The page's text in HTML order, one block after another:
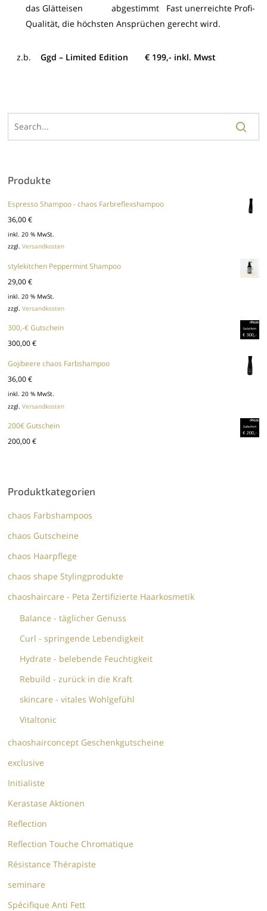
das Glätteisen abgestimmt Fast unerreichte Profi-
Qualität, die höchsten Ansprüchen gerecht wird.
z.b.Ggd – Limited Edition € 199,- inkl. Mwst
Produkte
Espresso Shampoo - chaos Farbreflexshampoo
36,00€
inkl. 20 % MwSt.
zzgl.Versandkosten
stylekitchen Peppermint Shampoo
29,00€
inkl. 20 % MwSt.
zzgl.Versandkosten
300,-€ Gutschein
300,00€
Gojibeere chaos Farbshampoo
36,00€
inkl. 20 % MwSt.
zzgl.Versandkosten
200€ Gutschein
200,00€
Produktkategorien
chaos Farbshampoos
chaos Gutscheine
chaos Haarpflege
chaos shape Stylingprodukte
chaoshaircare - Peta Zertifizierte Haarkosmetik
Balance - täglicher Genuss
Curl - springende Lebendigkeit
Hydrate - belebende Feuchtigkeit
Rebuild - zurück in die Kraft
skincare - vitales Wohlgefühl
Vitaltonic
chaoshairconcept Geschenkgutscheine
exclusive
Initialiste
Kerastase Aktionen
Reflection
Reflection Touche Chromatique
Résistance Thérapiste
seminare
Spécifique Anti Fett